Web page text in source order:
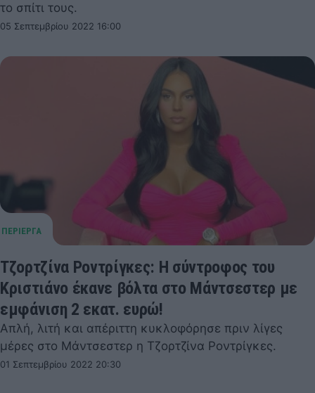
το σπίτι τους.
05 Σεπτεμβρίου 2022 16:00
Τζορτζίνα Ροντρίγκες: Η σύντροφος του
Κριστιάνο έκανε βόλτα στο Μάντσεστερ με
εμφάνιση 2 εκατ. ευρώ!
Απλή, λιτή και απέριττη κυκλοφόρησε πριν λίγες
μέρες στο Μάντσεστερ η Τζορτζίνα Ροντρίγκες.
01 Σεπτεμβρίου 2022 20:30